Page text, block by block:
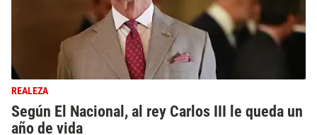
REALEZA
Según El Nacional, al rey Carlos III le queda un
año de vida